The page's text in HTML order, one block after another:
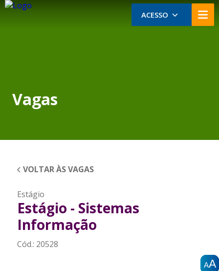
AA
AA
AA
ACESSO
Vagas
VOLTAR ÀS VAGAS
Estágio
Estágio - Sistemas
Informação
Cód.: 20528